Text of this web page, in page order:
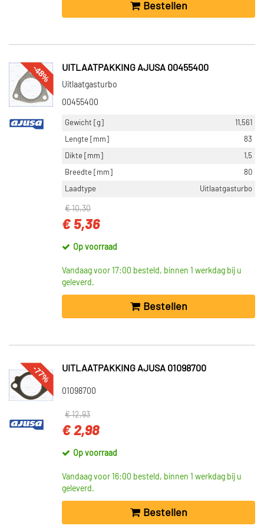
Bestellen
-48% UITLAATPAKKING AJUSA 00455400
Uitlaatgasturbo
00455400
Gewicht [g]
11,561
Lengte [mm]
83
Dikte [mm]
1,5
Breedte [mm]
80
Laadtype
Uitlaatgasturbo
€ 10,30
€ 5,36
Op voorraad
Vandaag voor 17:00 besteld, binnen 1 werkdag bij u
geleverd.
Bestellen
-77% UITLAATPAKKING AJUSA 01098700
01098700
€ 12,93
€ 2,98
Op voorraad
Vandaag voor 16:00 besteld, binnen 1 werkdag bij u
geleverd.
Bestellen